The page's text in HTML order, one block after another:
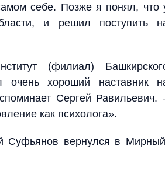
себе. Позже я понял, что
и решил поступить
(филиал)
очень хороший наставник
Сергей Равильевич.
как психолога».
Суфьянов вернулся в